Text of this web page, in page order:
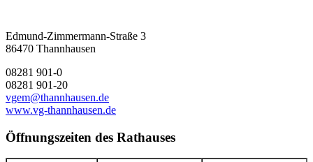
Edmund-Zimmermann-Straße 3
86470 Thannhausen
08281 901-0
08281 901-20
vgem@thannhausen.de
www.vg-thannhausen.de
Öffnungszeiten des Rathauses